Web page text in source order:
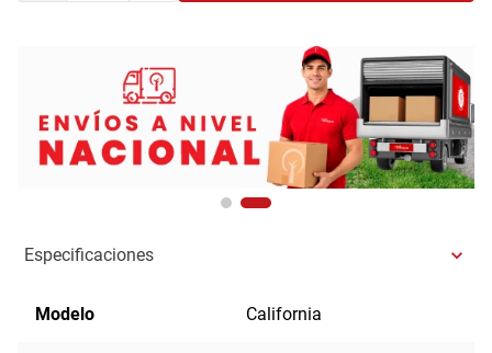
Especificaciones
Modelo California